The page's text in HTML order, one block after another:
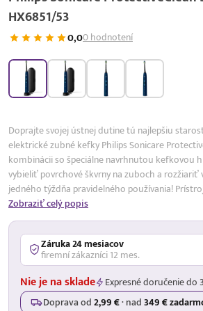
HX6851/53
0,00 hodnotení
Úrok
17,99 %
p.a.
Doprajte svojej ústnej dutine tú najlepšiu
elektrické zubné kefky Philips Sonicare
kombinácii so špeciálne navrhnutou kefkovou
vybieliť povrchové škvrny na zuboch a rozžiariť
jedného týždňa pravidelného používania!
Zobraziť celý popis
Záruka 24 mesiacov
firemní zákazníci 12 mes.
Nie je na sklade
Expresné doručenie do
Doprava od2,99 €·nad349 €